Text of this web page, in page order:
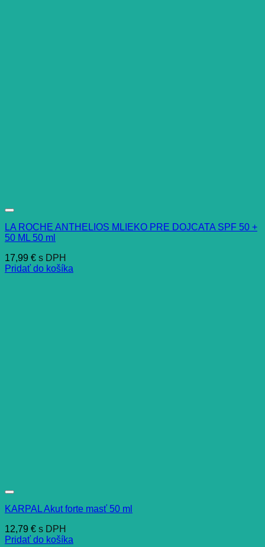
LA ROCHE ANTHELIOS MLIEKO PRE DOJCATA SPF 50 +
50 ML 50 ml
17,99 € s DPH
Pridať do košíka
KARPAL Akut forte masť 50 ml
12,79 € s DPH
Pridať do košíka